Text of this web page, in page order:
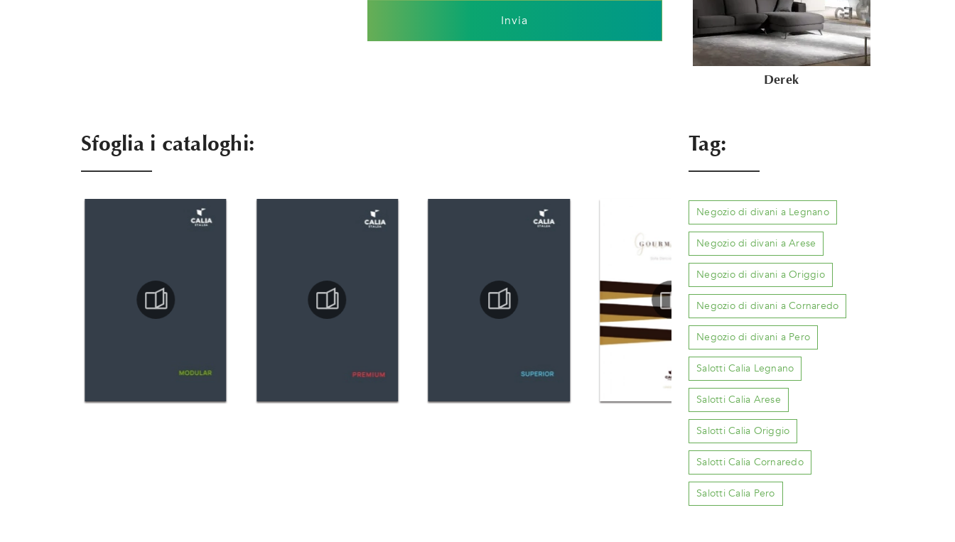
Invia
Derek
Sfoglia i cataloghi: Tag:
Negozio di divani a Legnano
Negozio di divani a Arese
Negozio di divani a Origgio
Negozio di divani a Cornaredo
Negozio di divani a Pero
Salotti Calia Legnano
Salotti Calia Arese
Salotti Calia Origgio
Salotti Calia Cornaredo
Salotti Calia Pero